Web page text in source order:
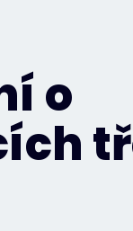
o